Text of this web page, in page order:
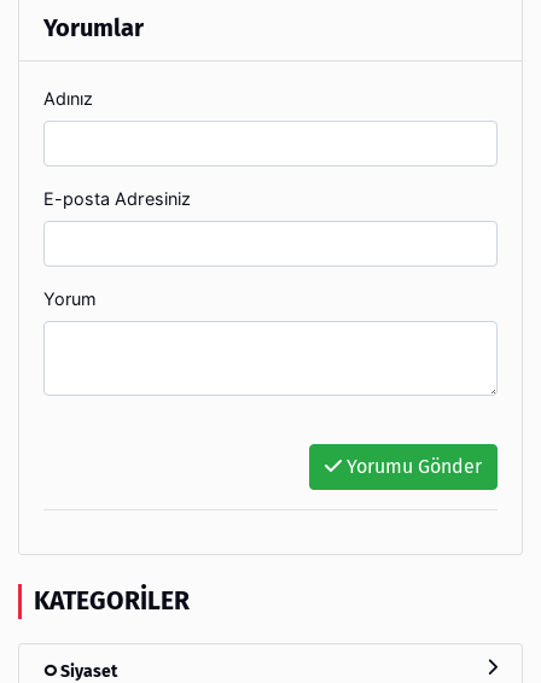
Yorumlar
Adınız
E-posta Adresiniz
Yorum
Yorumu Gönder
KATEGORILER
Siyaset